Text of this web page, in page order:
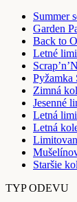
Summer
Garden
Back to
Letné
Pyžamka
Zimná
Jesenné
Letná
Letná
Staršie
TYP ODEVU